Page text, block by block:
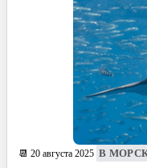
📆 20 августа 2025 В